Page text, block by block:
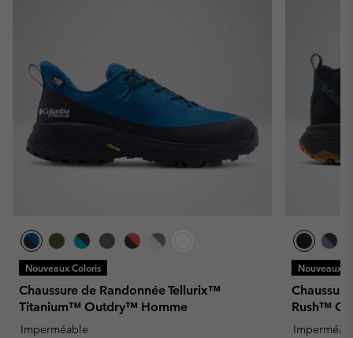
Nouveaux Coloris
Chaussure de Randonnée Tellurix™
Titanium™ Outdry™ Homme
Imperméable
Nouveaux
Rush™